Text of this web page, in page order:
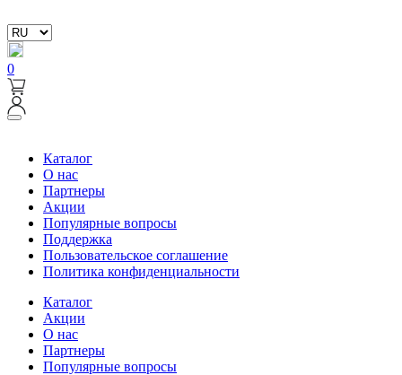
0
Каталог
О нас
Партнеры
Акции
Популярные вопросы
Поддержка
Пользовательское соглашение
Политика конфиденциальности
Каталог
Акции
О нас
Партнеры
Популярные вопросы